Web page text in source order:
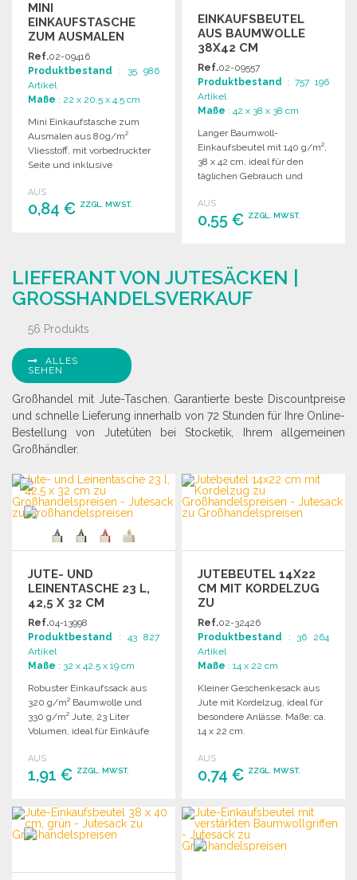
MINI
EINKAUFSTASCHE
ZUM AUSMALEN
80G/M² ZU
GROSSHANDELSPREISEN
Ref.02-09416
Produktbestand : 35 986
Artikel
Maße : 22 x 20.5 x 4.5 cm
Mini Einkaufstasche zum
Ausmalen aus 80g/m²
Vliesstoff, mit vorbedruckter
Seite und inklusive
Aktivitäten.
AUS
0,84 € ZZGL. MWST.
EINKAUFSBEUTEL
AUS BAUMWOLLE
38X42 CM
Ref.02-09557
Produktbestand : 757 196
Artikel
Maße : 42 x 38 x 38 cm
Langer Baumwoll-
Einkaufsbeutel mit 140 g/m²,
38 x 42 cm, ideal für den
täglichen Gebrauch und
AUS
0,55 € ZZGL. MWST.
Angebot anfordern
LIEFERANT VON JUTESÄCKEN |
GROSSHANDELSVERKAUF
56 Produkts
ALLES
SEHEN
Großhandel mit Jute-Taschen. Garantierte beste Discountpreise
und schnelle Lieferung innerhalb von 72 Stunden für Ihre Online-
Bestellung von Jutetüten bei Stocketik, Ihrem allgemeinen
Großhändler.
JUTE- UND
LEINENTASCHE 23 L,
42,5 X 32 CM
Ref.04-13998
Produktbestand : 43 827
Artikel
Maße : 32 x 42.5 x 19 cm
Robuster Einkaufssack aus
320 g/m² Baumwolle und
330 g/m² Jute, 23 Liter
Volumen, ideal für Einkäufe
AUS
1,91 € ZZGL. MWST.
BESTELLEN
Angebot anfordern
JUTEBEUTEL 14X22
CM MIT KORDELZUG
ZU
GROSSHANDELSPREISEN
Ref.02-32426
Produktbestand : 36 264
Artikel
Maße : 14 x 22 cm
Kleiner Geschenkesack aus
Jute mit Kordelzug, ideal für
besondere Anlässe. Maße: ca.
14 x 22 cm.
AUS
0,74 € ZZGL. MWST.
BESTELLEN
Angebot anfordern